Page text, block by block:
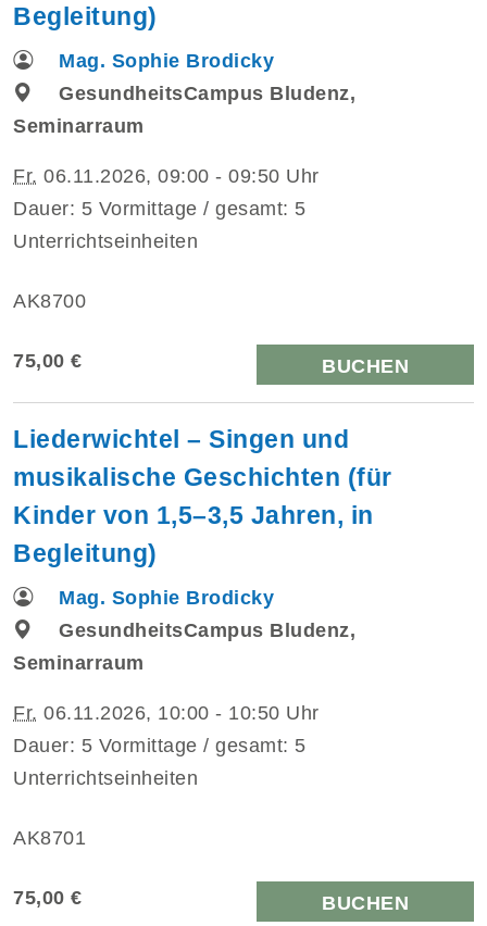
Begleitung)
Mag. Sophie Brodicky
GesundheitsCampus Bludenz,
Seminarraum
Fr. 06.11.2026, 09:00 - 09:50 Uhr
Dauer: 5 Vormittage / gesamt: 5
Unterrichtseinheiten
AK8700
75,00 € BUCHEN
Liederwichtel – Singen und
musikalische Geschichten (für
Kinder von 1,5–3,5 Jahren, in
Begleitung)
Mag. Sophie Brodicky
GesundheitsCampus Bludenz,
Seminarraum
Fr. 06.11.2026, 10:00 - 10:50 Uhr
Dauer: 5 Vormittage / gesamt: 5
Unterrichtseinheiten
AK8701
75,00 € BUCHEN